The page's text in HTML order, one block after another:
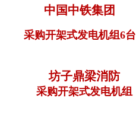
中国中铁集团
采购开架式发电机组6台
坊子鼎梁消防
采购开架式发电机组